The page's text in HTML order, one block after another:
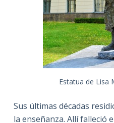
Estatua de Lisa
Sus últimas décadas
la enseñanza. Allí falleció